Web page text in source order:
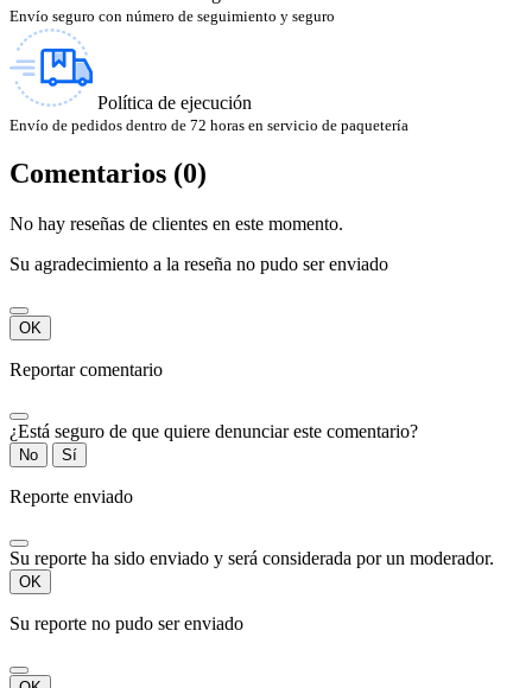
Envío seguro con número de seguimiento y seguro
Política de ejecución
Envío de pedidos dentro de 72 horas en servicio de paquetería
Comentarios (0)
No hay reseñas de clientes en este momento.
Su agradecimiento a la reseña no pudo ser enviado
OK
Reportar comentario
¿Está seguro de que quiere denunciar este comentario?
No Sí
Reporte enviado
Su reporte ha sido enviado y será considerada por un moderador.
OK
Su reporte no pudo ser enviado